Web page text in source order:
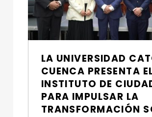
LA UNIVERSIDAD
CUENCA PRESENTA
INSTITUTO DE
PARA IMPULSAR LA
TRANSFORMACIÓN